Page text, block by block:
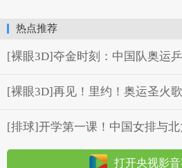
热点推荐
[裸眼3D]夺金时刻：中国队奥运
[裸眼3D]再见！里约！奥运圣火
[排球]开学第一课！中国女排与
打开央视影